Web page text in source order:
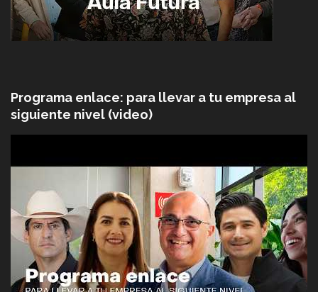
Programa enlace: para llevar a tu empresa al
siguiente nivel (video)